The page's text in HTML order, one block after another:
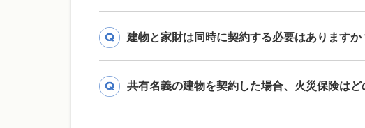
建物と家財は同時に契約する必要はありますか
共有名義の建物を契約した場合、火災保険はど